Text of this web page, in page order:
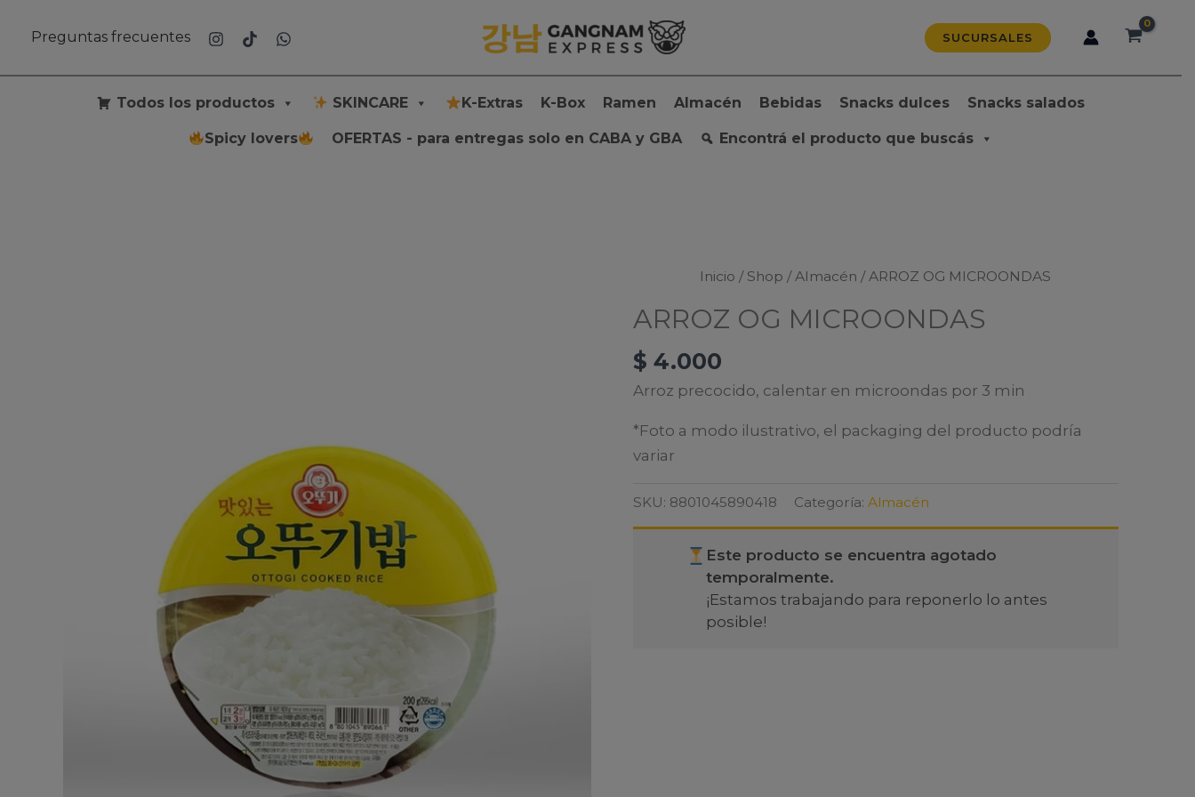
Preguntas frecuentes SUCURSALES
Todos los productos SKINCARE K-Extras K-Box Ramen Almacén Bebidas Snacks dulces Snacks salados
Spicy lovers OFERTAS - para entregas solo en CABA y GBA Encontrá el producto que buscás
Inicio / Shop /Almacén / ARROZ OG MICROONDAS
ARROZ OG MICROONDAS
$ 4.000
Arroz precocido, calentar en microondas por 3 min
*Foto a modo ilustrativo, el packaging del producto podría
variar
SKU: 8801045890418 Categoría: Almacén
Este producto se encuentra agotado
temporalmente.
¡Estamos trabajando para reponerlo lo antes
posible!